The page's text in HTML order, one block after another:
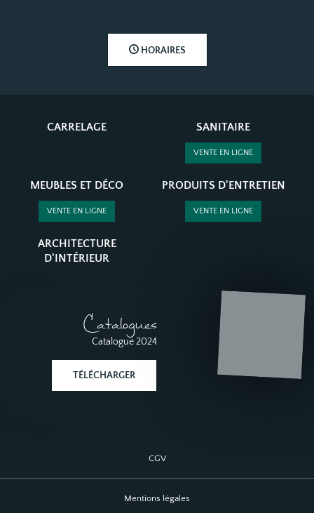
HORAIRES
CARRELAGE SANITAIRE
VENTE EN LIGNE
MEUBLES ET DÉCO
VENTE EN LIGNE
PRODUITS D'ENTRETIEN
VENTE EN LIGNE
ARCHITECTURE
D'INTÉRIEUR
Catalogues
Catalogue 2024
TÉLÉCHARGER
CGV
Mentions légales